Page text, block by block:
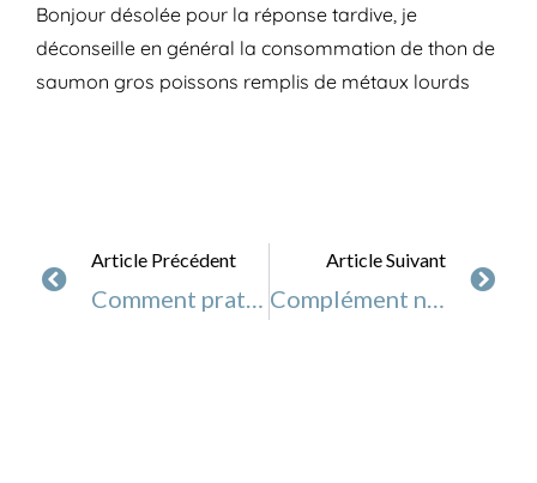
Bonjour désolée pour la réponse tardive, je
déconseille en général la consommation de thon de
saumon gros poissons remplis de métaux lourds
Article Précédent Article Suivant